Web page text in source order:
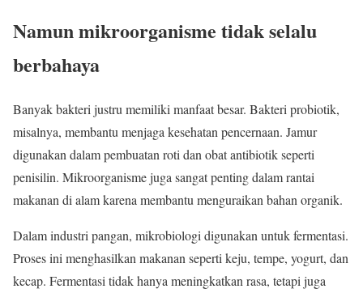
Namun mikroorganisme tidak selalu
berbahaya
Banyak bakteri justru memiliki manfaat besar. Bakteri probiotik,
misalnya, membantu menjaga kesehatan pencernaan. Jamur
digunakan dalam pembuatan roti dan obat antibiotik seperti
penisilin. Mikroorganisme juga sangat penting dalam rantai
makanan di alam karena membantu menguraikan bahan organik.
Dalam industri pangan, mikrobiologi digunakan untuk fermentasi.
Proses ini menghasilkan makanan seperti keju, tempe, yogurt, dan
kecap. Fermentasi tidak hanya meningkatkan rasa, tetapi juga